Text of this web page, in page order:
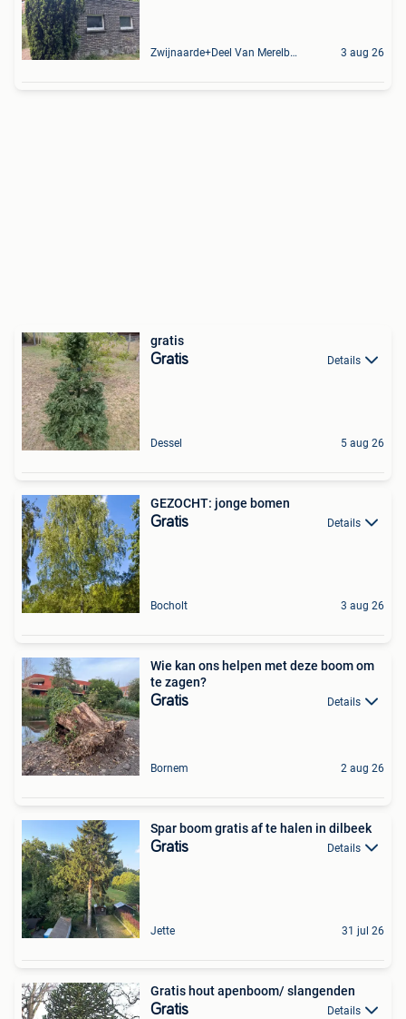
Zwijnaarde+Deel Van Merelbeke 3 aug 26
gratis
Gratis Details
Dessel 5 aug 26
GEZOCHT: jonge bomen
Gratis Details
Bocholt 3 aug 26
Wie kan ons helpen met deze boom om
te zagen?
Gratis Details
Bornem 2 aug 26
Spar boom gratis af te halen in dilbeek
Gratis Details
Jette 31 jul 26
Gratis hout apenboom/ slangenden
Gratis Details